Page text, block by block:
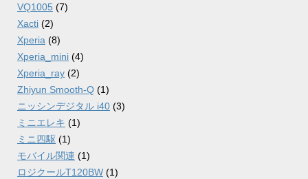
VQ1005 (7)
Xacti (2)
Xperia (8)
Xperia_mini (4)
Xperia_ray (2)
Zhiyun Smooth-Q (1)
ニッシンデジタル i40 (3)
ミニエレキ (1)
ミニ四駆 (1)
モバイル関連 (1)
ロジクールT120BW (1)